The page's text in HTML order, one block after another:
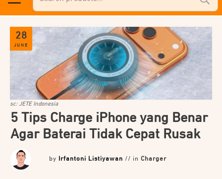
28
JUNE
sc: JETE Indonesia
5 Tips Charge iPhone yang Benar
Agar Baterai Tidak Cepat Rusak
by Irfantoni Listiyawan // in Charger